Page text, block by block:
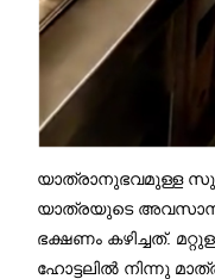
യാത്രാനുഭവമുള്ള
യാത്രയുടെ അവസാന
ഭക്ഷണം കഴിച്ചത്.
ഹോട്ടലിൽ നിന്നു